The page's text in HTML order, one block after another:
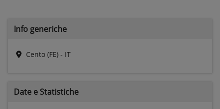
Info generiche
Cento (FE) - IT
Date e Statistiche